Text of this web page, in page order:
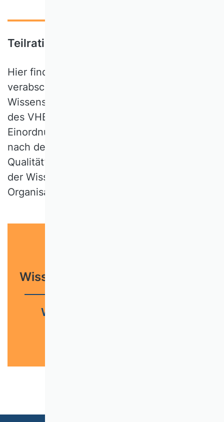
Teilrating Personal (PERS)
Hier finden Sie das im Jahr 2024
verabschiedete Teilrating der
Wissenschaftlichen Kommission Personal
des VHB-Ratings. Es umfasst eine
Einordnung relevanter Zeitschriften, die
nach dem Kriterium “wissenschaftliche
Qualität” in einem verbundenen Rating mit
der Wissenschaftlichen Kommission
Organisation bewertet wurden.
Wissenschaftliche Zeitschriften
Wissenschaftliche Qualität